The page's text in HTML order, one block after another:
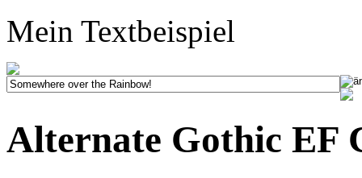
Mein Textbeispiel
Alternate Gothic EF